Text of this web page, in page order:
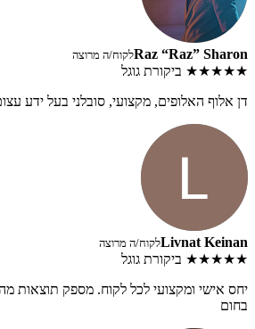
Raz “Raz” Sharonלקוח/ה מרוצה
★★★★★ ביקורת גוגל
דן אלוף האלופים, מקצועי, סובלני בעל ידע
Livnat Keinanלקוח/ה מרוצה
★★★★★ ביקורת גוגל
יחס אישי ומקצועי לכל לקוח. מספק תוצאות
בחום